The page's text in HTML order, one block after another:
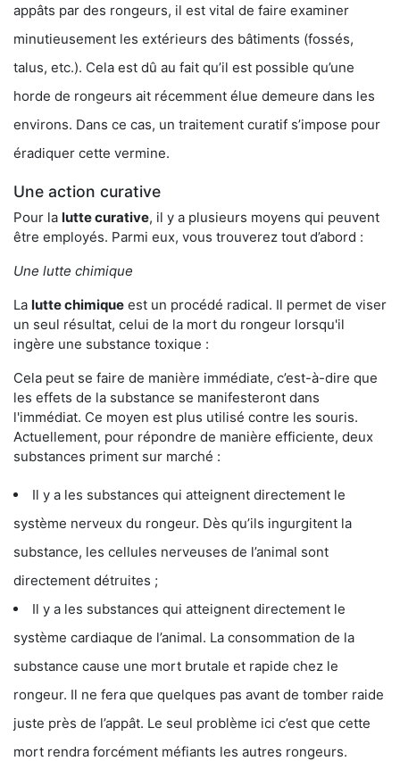
appâts par des rongeurs, il est vital de faire examiner
minutieusement les extérieurs des bâtiments (fossés,
talus, etc.). Cela est dû au fait qu’il est possible qu’une
horde de rongeurs ait récemment élue demeure dans les
environs. Dans ce cas, un traitement curatif s’impose pour
éradiquer cette vermine.
Une action curative
Pour la lutte curative, il y a plusieurs moyens qui peuvent
être employés. Parmi eux, vous trouverez tout d’abord :
Une lutte chimique
La lutte chimique est un procédé radical. Il permet de viser
un seul résultat, celui de la mort du rongeur lorsqu'il
ingère une substance toxique :
Cela peut se faire de manière immédiate, c’est-à-dire que
les effets de la substance se manifesteront dans
l'immédiat. Ce moyen est plus utilisé contre les souris.
Actuellement, pour répondre de manière efficiente, deux
substances priment sur marché :
Il y a les substances qui atteignent directement le
système nerveux du rongeur. Dès qu’ils ingurgitent la
substance, les cellules nerveuses de l’animal sont
directement détruites ;
Il y a les substances qui atteignent directement le
système cardiaque de l’animal. La consommation de la
substance cause une mort brutale et rapide chez le
rongeur. Il ne fera que quelques pas avant de tomber raide
juste près de l’appât. Le seul problème ici c’est que cette
mort rendra forcément méfiants les autres rongeurs.